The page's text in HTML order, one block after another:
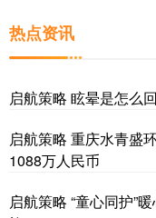
热点资讯
启航策略 眩晕是怎么
启航策略 重庆水青盛
1088万人民币
启航策略 “童心同护”